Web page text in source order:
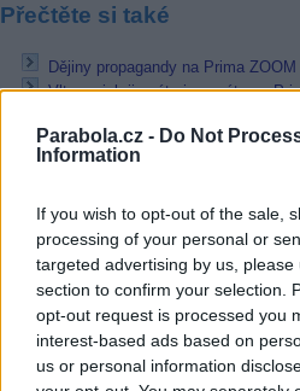
Parabola.cz - Do Not
Information
If you wish to opt-out of the sale,
processing of your personal or
targeted advertising by us,
section to confirm your selection.
opt-out request is processed you
interest-based ads based on
us or personal information
Přečtěte si také
Dějiny propagandy na Prima ZOOM
Vltava, jak ji znáte i neznáte na
Reklama
Pracovní nabídky
07.08.2026 -Bosch Powertrain
48.400 Kč • příspěvek na
07.08.2026 -Bosch Powertrain
48.400 Kč • náborový bonus
okres Jihlava)
06.08.2026 -Bosch Powertrain
Kč • náborový bonus 50.000 Kč •